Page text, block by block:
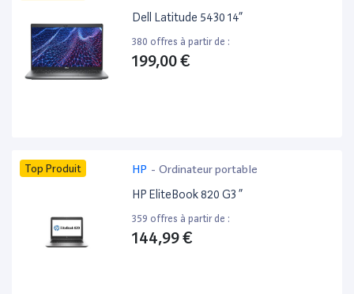
Dell Latitude 5430 14”
380 offres à partir de :
199,00 €
Top Produit HP - Ordinateur portable
HP EliteBook 820 G3 ”
359 offres à partir de :
144,99 €